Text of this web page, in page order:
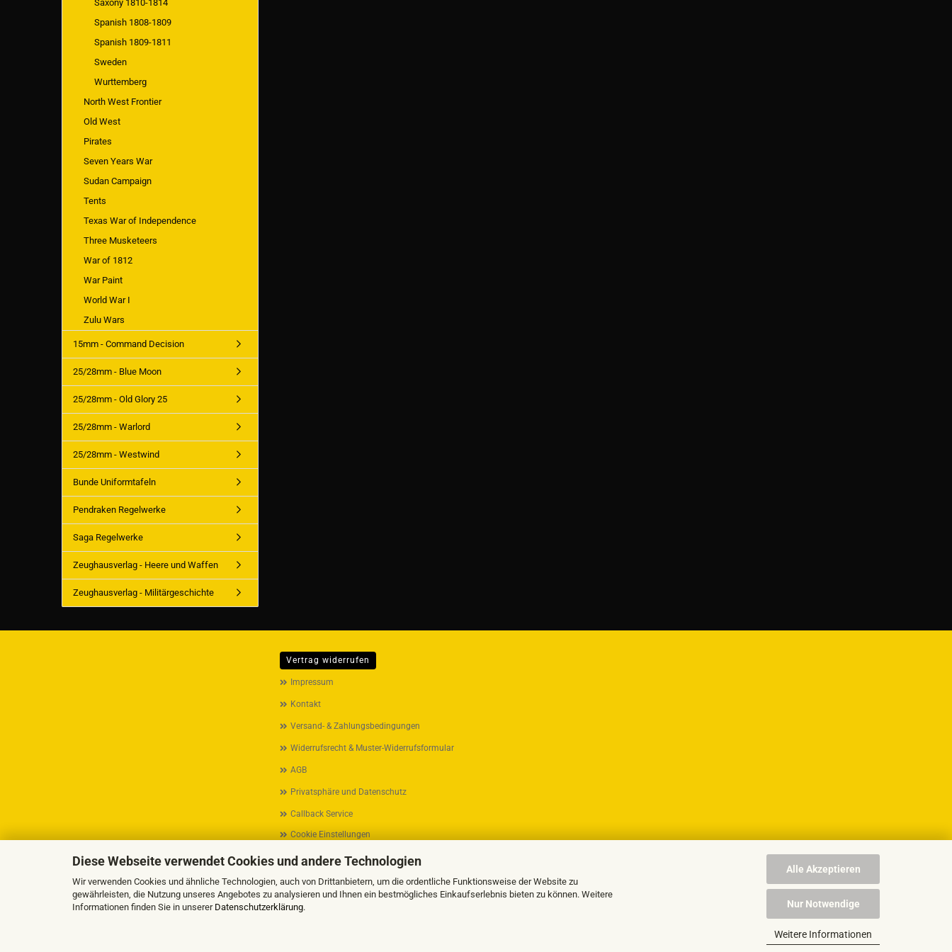
Diese Webseite verwendet Cookies und andere Technologien
Wir verwenden Cookies und ähnliche Technologien, auch von Drittanbietern, um die ordentliche Funktionsweise der Website zu
gewährleisten, die Nutzung unseres Angebotes zu analysieren und Ihnen ein bestmögliches Einkaufserlebnis bieten zu können. Weitere
Informationen finden Sie in unserer Datenschutzerklärung.
Alle Akzeptieren
Nur Notwendige
Weitere Informationen
Saxony 1810-1814
Spanish 1808-1809
Spanish 1809-1811
Sweden
Wurttemberg
North West Frontier
Old West
Pirates
Seven Years War
Sudan Campaign
Tents
Texas War of Independence
Three Musketeers
War of 1812
War Paint
World War I
Zulu Wars
15mm - Command Decision
25/28mm - Blue Moon
25/28mm - Old Glory 25
25/28mm - Warlord
25/28mm - Westwind
Bunde Uniformtafeln
Pendraken Regelwerke
Saga Regelwerke
Zeughausverlag - Heere und Waffen
Zeughausverlag - Militärgeschichte
MEHR ÜBER...
Impressum
Kontakt
Versand- & Zahlungsbedingungen
Widerrufsrecht & Muster-Widerrufsformular
AGB
Privatsphäre und Datenschutz
Callback Service
Cookie Einstellungen
Vertrag widerrufen